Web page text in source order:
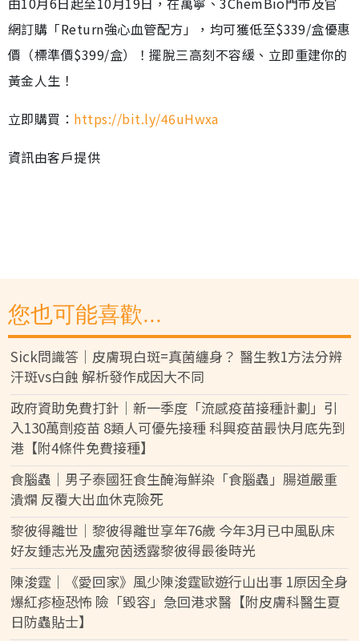
網訂購「Return強心血管配方」，均可獲低至$339/盒優惠
價（標準價$399/盒）！擺脫三高刻不容緩、立即重建你的
黃金人生！
立即購買： https://bit.ly/46uHwxa
資訊由客戶提供
您也可能喜歡...
Sick問識答｜皮膚現白斑=真菌纏身？ 醫生教1方法分辨
汗斑vs白蝕 解析發作成因大不同
政府資助免費打針｜新一季度「流感疫苗接種計劃」引
入130萬劑疫苗 8類人可優先接種 科興疫苗最快月底先到
港【附4條件免費接種】
食腦蟲｜男子泰國狂食生醃海鮮染「食腦蟲」腸道嚴重
潰爛 反覆大出血休克險死
黎彼得離世｜黎彼得離世享年76歲 今年3月已中風臥床
好友鍾志光及盧宛茵透露黎彼得最後時光
陳浚霆｜《愛回家》風少陳浚霆歐遊行山出事 1原因全身
爆紅疹極恐怖 險「毀容」急回港求醫【附皮膚科醫生夏
日防蟲貼士】